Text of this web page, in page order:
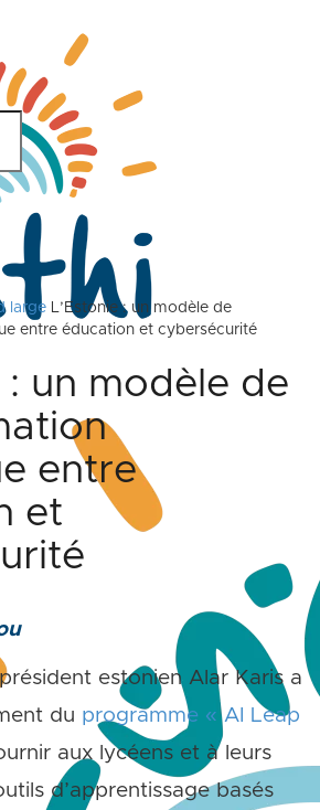
large L’Estonie : un modèle de
entre éducation et cybersécurité
: un modèle de
entre
et
estonien Alar Karis a
du programme « AI Leap
aux lycéens et à leurs
d’apprentissage basés